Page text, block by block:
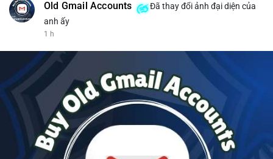
Old Gmail Accounts
Đã thay đổi ảnh đại diện của
anh ấy
1 h